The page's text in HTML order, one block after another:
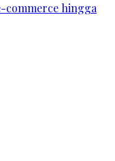
commerce hingga